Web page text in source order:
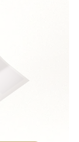
Skills recherchées :
et fiabilité
et indépendance
d'analyse et de